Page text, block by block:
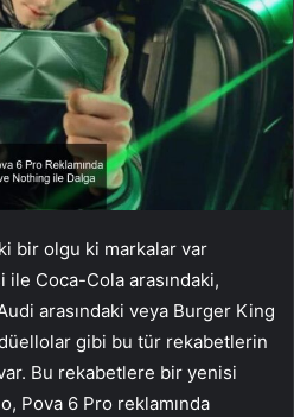
bir olgu ki markalar var
Coca-Cola arasındaki,
arasındaki veya Burger King
düellolar gibi bu tür rekabetlerin
Bu rekabetlere bir yenisi
Pova 6 Pro reklamında